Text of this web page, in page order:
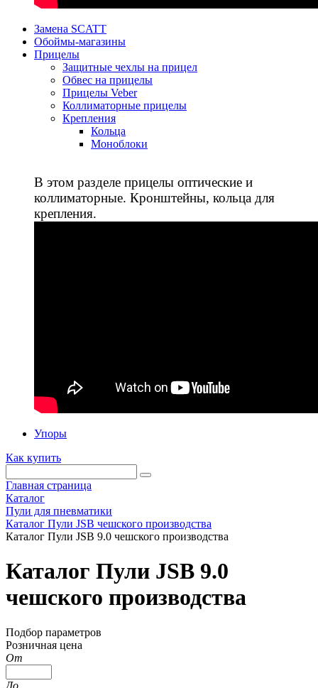
Замена SCATT
Обоймы-магазины
Прицелы
Защитные чехлы на прицел
Обвес на прицелы
Прицелы Veber
Коллиматорные прицелы
Крепления
Кольца
Моноблоки
В этом разделе прицелы оптические и
коллиматорные. Кронштейны, кольца для
крепления.
Упоры
Как купить
Главная страница
Каталог
Пули для пневматики
Каталог Пули JSB чешского производства
Каталог Пули JSB 9.0 чешского производства
Каталог Пули JSB 9.0
чешского производства
Подбор параметров
Розничная цена
От
До